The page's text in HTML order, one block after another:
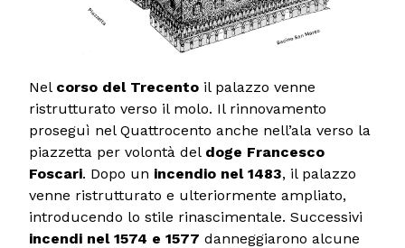
Nel corso del Trecento il palazzo venne
ristrutturato verso il molo. Il rinnovamento
proseguì nel Quattrocento anche nell’ala verso la
piazzetta per volontà del doge Francesco
Foscari. Dopo un incendio nel 1483, il palazzo
venne ristrutturato e ulteriormente ampliato,
introducendo lo stile rinascimentale. Successivi
incendi nel 1574 e 1577 danneggiarono alcune